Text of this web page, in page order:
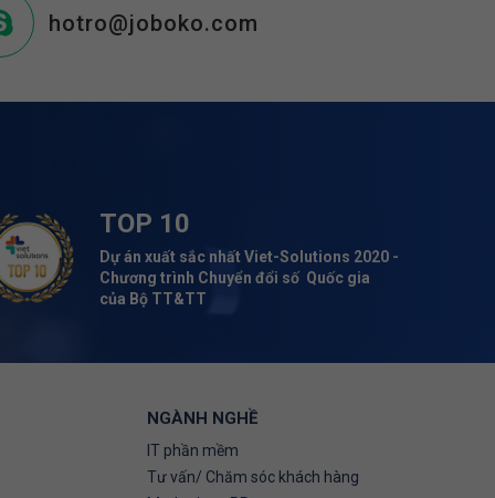
hotro@joboko.com
TOP 10
Dự án xuất sắc nhất Viet-Solutions 2020 -
Chương trình Chuyển đổi số Quốc gia
của Bộ TT&TT
NGÀNH NGHỀ
IT phần mềm
Tư vấn/ Chăm sóc khách hàng